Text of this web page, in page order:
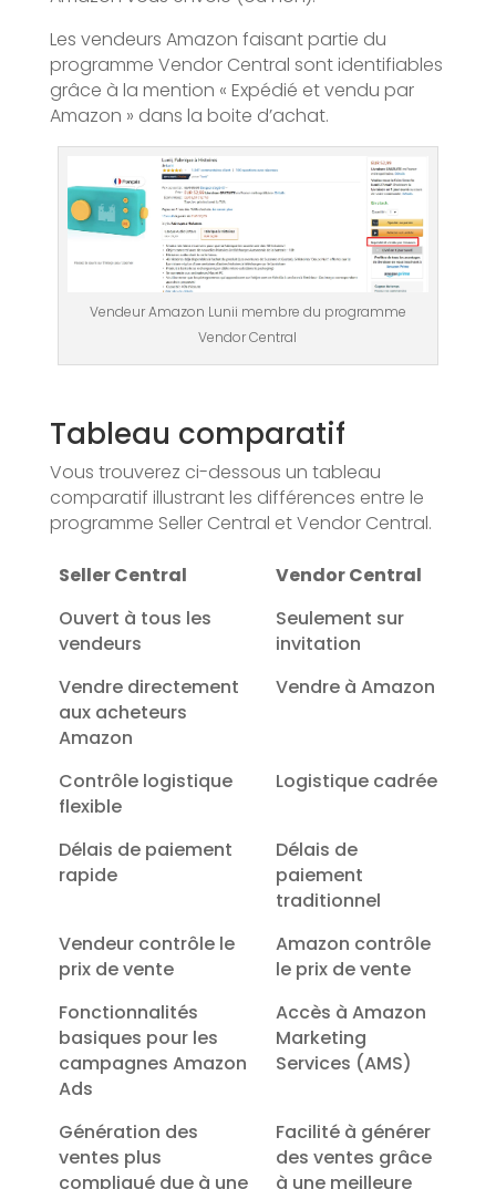
Les vendeurs Amazon faisant partie du
programme Vendor Central sont identifiables
grâce à la mention « Expédié et vendu par
Amazon » dans la boite d’achat.
Vendeur Amazon Lunii membre du programme
Vendor Central
Tableau comparatif
Vous trouverez ci-dessous un tableau
comparatif illustrant les différences entre le
programme Seller Central et Vendor Central.
Seller Central
Vendor Central
Ouvert à tous les
vendeurs
Seulement sur
invitation
Vendre directement
aux acheteurs
Amazon
Vendre à Amazon
Contrôle logistique
flexible
Logistique cadrée
Délais de paiement
rapide
Délais de
paiement
traditionnel
Vendeur contrôle le
prix de vente
Amazon contrôle
le prix de vente
Fonctionnalités
basiques pour les
campagnes Amazon
Ads
Accès à Amazon
Marketing
Services (AMS)
Génération des
ventes plus
compliqué due à une
Facilité à générer
des ventes grâce
à une meilleure